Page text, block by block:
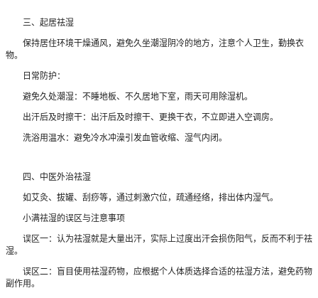
三、起居祛湿
保持居住环境干燥通风，避免久坐潮湿阴冷的地方，注意个人卫生，勤换衣
物。
日常防护：
避免久处潮湿：不睡地板、不久居地下室，雨天可用除湿机。
出汗后及时擦干：出汗后及时擦干、更换干衣，不立即进入空调房。
洗浴用温水：避免冷水冲澡引发血管收缩、湿气内闭。
四、中医外治祛湿
如艾灸、拔罐、刮痧等，通过刺激穴位，疏通经络，排出体内湿气。
小满祛湿的误区与注意事项
误区一：认为祛湿就是大量出汗，实际上过度出汗会损伤阳气，反而不利于祛
湿。
误区二：盲目使用祛湿药物，应根据个人体质选择合适的祛湿方法，避免药物
副作用。